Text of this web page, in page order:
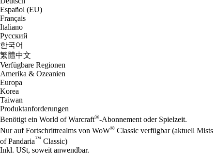
Español (EU)
Français
Italiano
Русский
한국어
繁體中文
Verfügbare Regionen
Amerika & Ozeanien
Europa
Korea
Taiwan
Produktanforderungen
Benötigt ein World of Warcraft®-Abonnement oder Spielzeit.
Nur auf Fortschrittrealms von WoW® Classic verfügbar (aktuell Mists
of Pandaria™ Classic)
Inkl. USt, soweit anwendbar.